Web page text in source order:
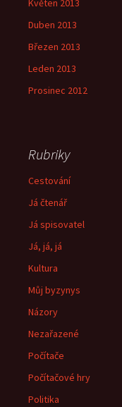
Květen 2013
Duben 2013
Březen 2013
Leden 2013
Prosinec 2012
Rubriky
Cestování
Já čtenář
Já spisovatel
Já, já, já
Kultura
Můj byzynys
Názory
Nezařazené
Počítače
Počítačové hry
Politika